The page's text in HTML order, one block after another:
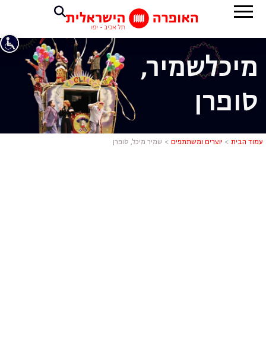
שמיר מיכל,
מיכלשמיר,
סופרן
עמוד הבית > יוצרים ומשתתפים > שמיר מיכל, סופרן